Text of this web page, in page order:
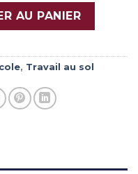
Maestro 24SV
AU PANIER
, Travail au sol